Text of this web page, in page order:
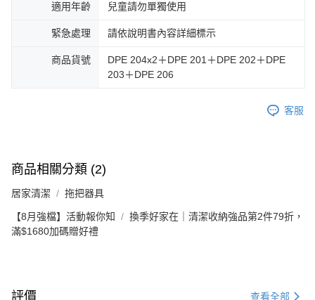
適用年齡 兒童請勿單獨使用
緊急處理 請依說明書內容詳細標示
商品貨號
DPE 204x2＋DPE 201＋DPE 202＋DPE
203＋DPE 206
客服
商品相關分類 (2)
居家清潔 拖把器具
【8月強檔】活動報你知
換季好家在｜清潔收納強品第2件79折，
滿$1680加碼贈好禮
評價 查看全部